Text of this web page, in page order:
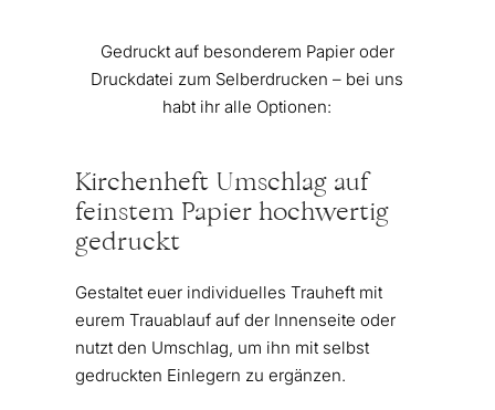
Gedruckt auf besonderem Papier oder
Druckdatei zum Selberdrucken – bei uns
habt ihr alle Optionen:
Kirchenheft Umschlag auf
feinstem Papier hochwertig
gedruckt
Gestaltet euer individuelles Trauheft mit
eurem Trauablauf auf der Innenseite oder
nutzt den Umschlag, um ihn mit selbst
gedruckten Einlegern zu ergänzen.